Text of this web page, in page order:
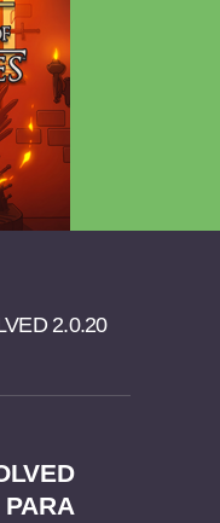
PARA HİLELİ
FULL APK
2.0.20